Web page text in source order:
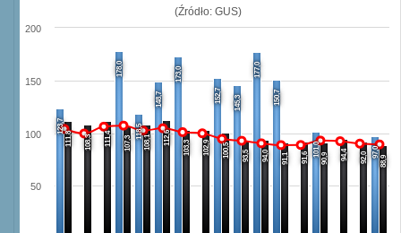
(Źródło: GUS)
123,7
178,0
118,5
148,7
173,0
152,7
145,3
177,0
150,7
101,0 97,0
111,8 108,3 111,4 107,3 108,1 112,6
103,3 102,9 100,5 93,5 94,0 91,1 91,6 90,9 94,4 92,0 88,9
50
100
150
200